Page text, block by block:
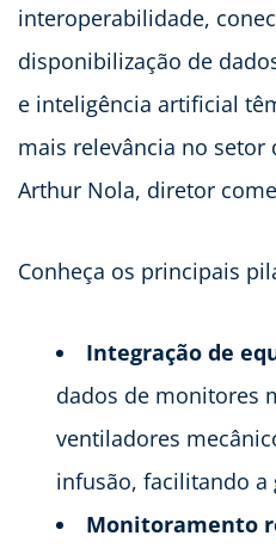
interoperabilidade,
disponibilização de
e inteligência artificial
mais relevância no setor
Arthur Nola, diretor
Conheça os principais
Integração de
dados de monitores
ventiladores
infusão, facilitando a
Monitoramento